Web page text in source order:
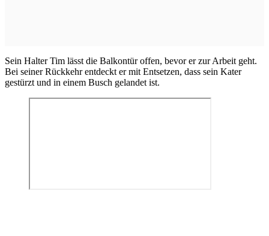
Sein Halter Tim lässt die Balkontür offen, bevor er zur Arbeit geht.
Bei seiner Rückkehr entdeckt er mit Entsetzen, dass sein Kater
gestürzt und in einem Busch gelandet ist.